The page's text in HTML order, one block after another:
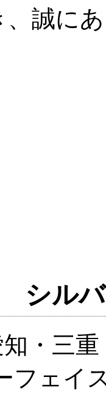
、誠に
シル
知・三
フェイ